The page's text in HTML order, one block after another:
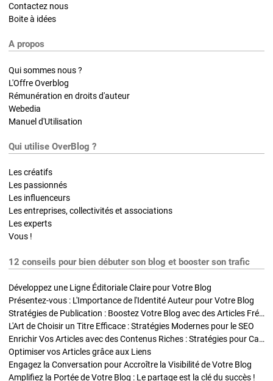
Contactez nous
Boite à idées
A propos
Qui sommes nous ?
L'Offre Overblog
Rémunération en droits d'auteur
Webedia
Manuel d'Utilisation
Qui utilise OverBlog ?
Les créatifs
Les passionnés
Les influenceurs
Les entreprises, collectivités et associations
Les experts
Vous !
12 conseils pour bien débuter son blog et booster son trafic
Développez une Ligne Éditoriale Claire pour Votre Blog
Présentez-vous : L'Importance de l'Identité Auteur pour Votre Blog
Stratégies de Publication : Boostez Votre Blog avec des Articles Fréquents et Exclusifs
L'Art de Choisir un Titre Efficace : Stratégies Modernes pour le SEO
Enrichir Vos Articles avec des Contenus Riches : Stratégies pour Captiver et Optimiser
Optimiser vos Articles grâce aux Liens
Engagez la Conversation pour Accroître la Visibilité de Votre Blog
Amplifiez la Portée de Votre Blog : Le partage est la clé du succès !